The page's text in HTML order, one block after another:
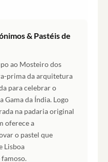
& Pastéis de
ao Mosteiro dos
prima da arquitetura
para celebrar o
Gama da Índia. Logo
na padaria original
oferece a
o pastel que
Lisboa